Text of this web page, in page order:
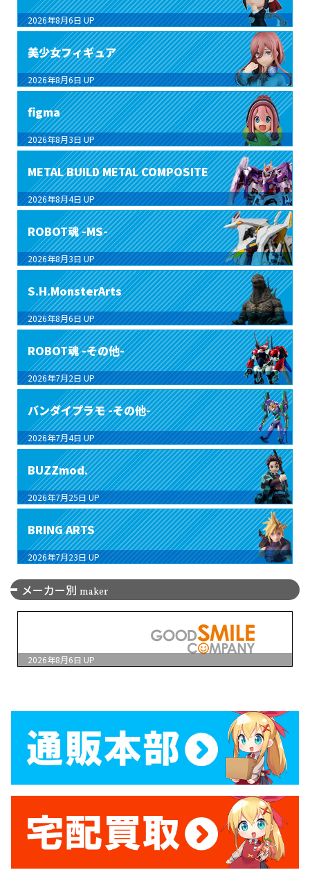
2026年8月6日 UP
美少女フィギュア
2026年8月6日 UP
figma
2026年8月3日 UP
METAL BUILD METAL COMPOSITE
2026年8月4日 UP
ROBOT魂 -MS-
2026年8月3日 UP
S.H.MonsterArts
2026年8月6日 UP
ROBOT魂 -その他-
2026年7月2日 UP
バンダイプラモ -その他-
2026年7月4日 UP
BUZZmod.
2026年7月25日 UP
BRING ARTS
2026年7月23日 UP
メーカー別 maker
2026年8月6日 UP